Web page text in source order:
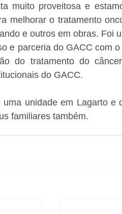
muito proveitosa e
melhorar o tratamento
e outros em obras. Foi
e parceria do GACC com
do tratamento do
do GACC.
uma unidade em Lagarto e
familiares também.